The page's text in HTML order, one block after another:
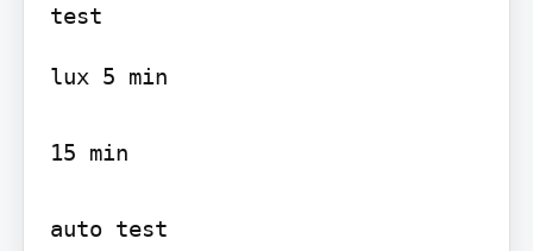
lux 5 min
15 min
auto test